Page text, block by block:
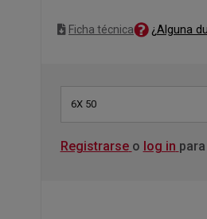
Ficha técnica ¿Alguna
6X 50
Registrarse o log in